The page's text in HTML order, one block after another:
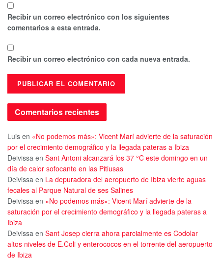
Recibir un correo electrónico con los siguientes
comentarios a esta entrada.
Recibir un correo electrónico con cada nueva entrada.
Comentarios recientes
Luis en «No podemos más»: Vicent Marí advierte de la saturación
por el crecimiento demográfico y la llegada pateras a Ibiza
Deivissa en Sant Antoni alcanzará los 37 °C este domingo en un
día de calor sofocante en las Pitiusas
Deivissa en La depuradora del aeropuerto de Ibiza vierte aguas
fecales al Parque Natural de ses Salines
Deivissa en «No podemos más»: Vicent Marí advierte de la
saturación por el crecimiento demográfico y la llegada pateras a
Ibiza
Deivissa en Sant Josep cierra ahora parcialmente es Codolar
altos niveles de E.Coli y enterococos en el torrente del aeropuerto
de Ibiza